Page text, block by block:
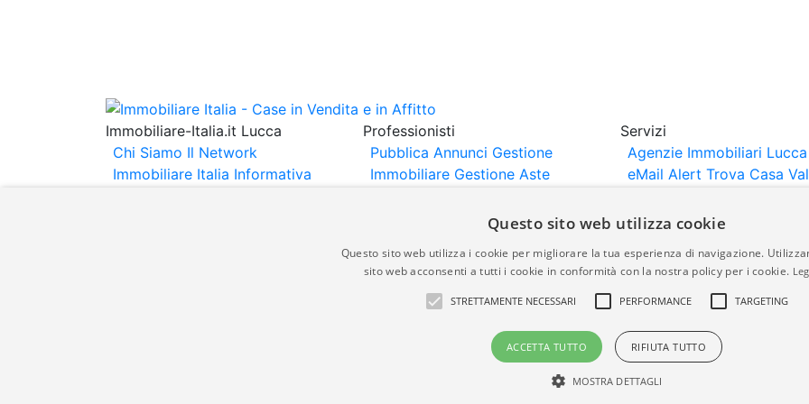
Immobiliare-Italia.it Lucca
Chi Siamo Il Network
Immobiliare Italia Informativa
Professionisti
Pubblica Annunci Gestione
Immobiliare Gestione Aste
Importazione
Servizi
Agenzie Immobiliari Lucca
eMail Alert Trova Casa
Gli annunci immobiliari presenti su immobiliare-italia.it vengono pubblicati da agenzie immobiliari e
italia.it quindi non è responsabile della veridicità, della correttezza, della completezza, della
Questo sito web utilizza cookie
Questo sito web utilizza i cookie per migliorare la tua esperienza di navigazione.
sito web acconsenti a tutti i cookie in conformità con la nostra policy per i cookie.
STRETTAMENTE NECESSARI PERFORMANCE TARGETING
ACCETTA TUTTO RIFIUTA TUTTO
MOSTRA DETTAGLI